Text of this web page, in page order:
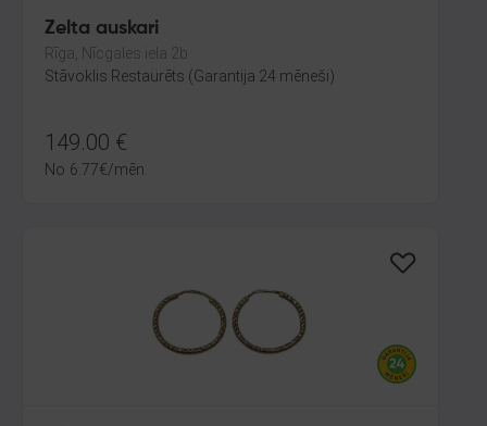
Zelta auskari
Rīga, Nīcgales iela 2b
Stāvoklis Restaurēts (Garantija 24 mēneši)
149.00 €
No 6.77€/mēn.